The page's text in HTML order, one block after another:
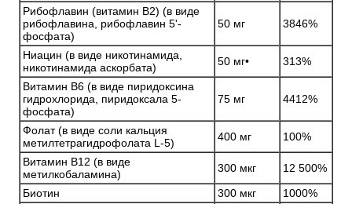
Рибофлавин (витамин B2) (в виде
рибофлавина, рибофлавин 5'-
фосфата)
50 мг 3846%
Ниацин (в виде никотинамида,
никотинамида аскорбата)
50 мг•
313%
Витамин B6 (в виде пиридоксина
гидрохлорида, пиридоксала 5-
фосфата)
75 мг 4412%
Фолат (в виде соли кальция
метилтетрагидрофолата L-5)
400 мг
100%
Витамин B12 (в виде
метилкобаламина)
300 мкг
12 500%
Биотин
300 мкг
1000%